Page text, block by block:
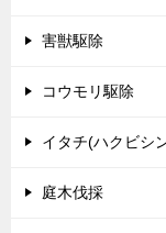
害獣駆除
コウモリ駆除
イタチ(ハクビシ
庭木伐採